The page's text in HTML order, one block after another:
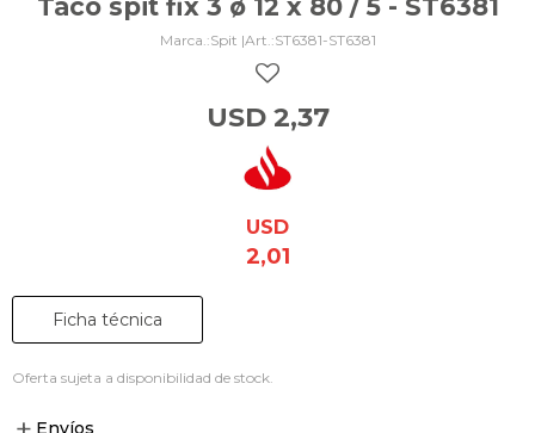
Taco spit fix 3 ø 12 x 80 / 5 - ST6381
Spit | ST6381-ST6381
USD 2,37
USD
2,01
Ficha técnica
Oferta sujeta a disponibilidad de stock.
Envíos